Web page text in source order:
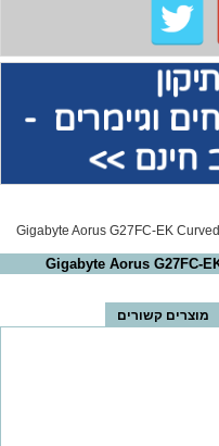
וגיימרים -
>>
>> מסך מחשב Gigabyte Aorus G27FC-EK Curved
מוצרים קשורים